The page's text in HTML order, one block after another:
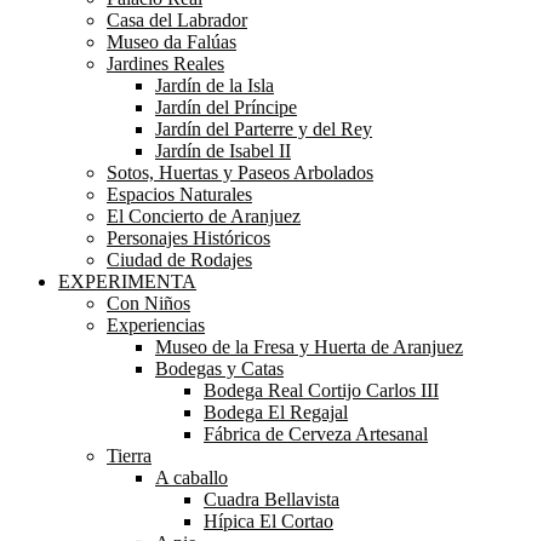
Casa del Labrador
Museo da Falúas
Jardines Reales
Jardín de la Isla
Jardín del Príncipe
Jardín del Parterre y del Rey
Jardín de Isabel II
Sotos, Huertas y Paseos Arbolados
Espacios Naturales
El Concierto de Aranjuez
Personajes Históricos
Ciudad de Rodajes
EXPERIMENTA
Con Niños
Experiencias
Museo de la Fresa y Huerta de Aranjuez
Bodegas y Catas
Bodega Real Cortijo Carlos III
Bodega El Regajal
Fábrica de Cerveza Artesanal
Tierra
A caballo
Cuadra Bellavista
Hípica El Cortao